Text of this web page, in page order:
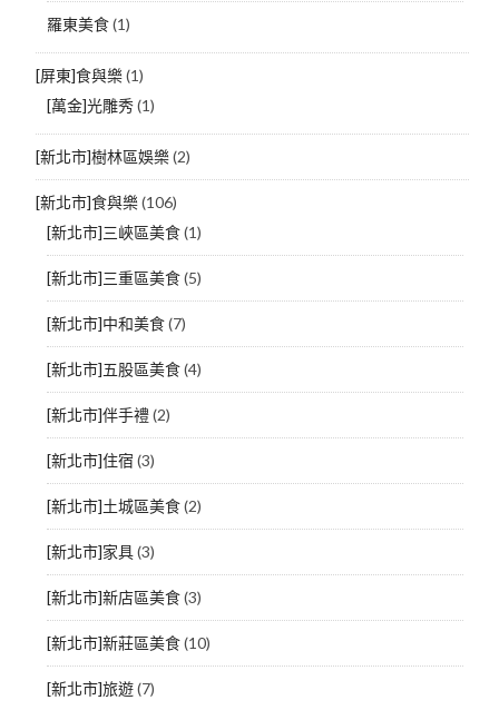
羅東美食(1)
[屏東]食與樂(1)
[萬金]光雕秀(1)
[新北市]樹林區娛樂(2)
[新北市]食與樂(106)
[新北市]三峽區美食(1)
[新北市]三重區美食(5)
[新北市]中和美食(7)
[新北市]五股區美食(4)
[新北市]伴手禮(2)
[新北市]住宿 (3)
[新北市]土城區美食(2)
[新北市]家具(3)
[新北市]新店區美食(3)
[新北市]新莊區美食(10)
[新北市]旅遊(7)